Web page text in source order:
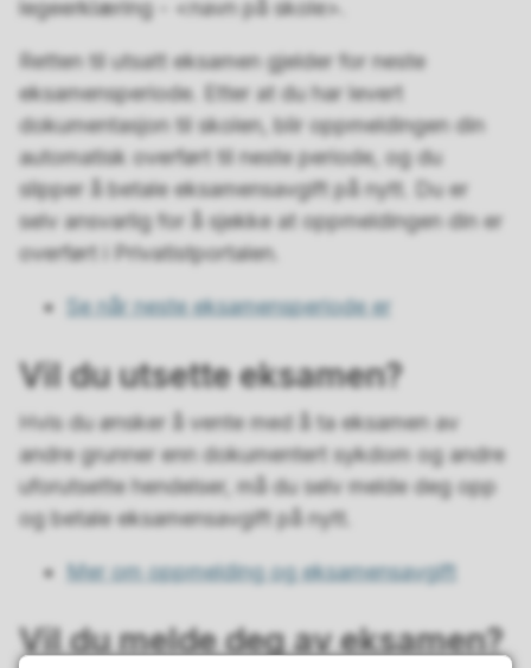
legeerklæring - <navn på skole>.
Retten til utsatt eksamen gjelder for neste
eksamensperiode. Etter at du har levert
dokumentasjon til skolen, blir oppmeldingen din
automatisk overført til neste periode, og du
slipper å betale eksamensavgift på nytt. Du er
selv ansvarlig for å sjekke at oppmeldingen din er
overført i Privatistportalen.
Se når neste eksamensperiode er
Vil du utsette eksamen?
Hvis du ønsker å vente med å ta eksamen av
andre grunner enn dokumentert sykdom og andre
uforutsette hendelser, må du selv melde deg opp
og betale eksamensavgift på nytt.
Mer om oppmelding og eksamensavgift
Vil du melde deg av eksamen?